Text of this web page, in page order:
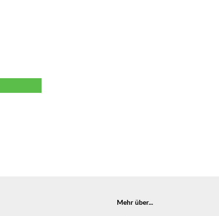
Mehr über...